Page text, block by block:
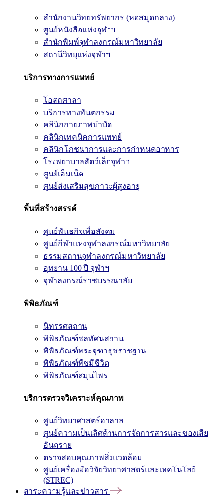
สำนักงานวิทยทรัพยากร (หอสมุดกลาง)
ศูนย์หนังสือแห่งจุฬาฯ
สำนักพิมพ์จุฬาลงกรณ์มหาวิทยาลัย
สถานีวิทยุแห่งจุฬาฯ
บริการทางการแพทย์
โอสถศาลา
บริการทางทันตกรรม
คลินิกกายภาพบำบัด
คลินิกเทคนิคการแพทย์
คลินิกโภชนาการและการกำหนดอาหาร
โรงพยาบาลสัตว์เล็กจุฬาฯ
ศูนย์เอ็มเน็ต
ศูนย์ส่งเสริมสุขภาวะผู้สูงอายุ
พื้นที่สร้างสรรค์
ศูนย์พันธกิจเพื่อสังคม
ศูนย์กีฬาแห่งจุฬาลงกรณ์มหาวิทยาลัย
ธรรมสถานจุฬาลงกรณ์มหาวิทยาลัย
อุทยาน 100 ปี จุฬาฯ
จุฬาลงกรณ์ราชบรรณาลัย
พิพิธภัณฑ์
นิทรรศสถาน
พิพิธภัณฑ์ชลทัศนสถาน
พิพิธภัณฑ์พระจุฑาธุชราชฐาน
พิพิธภัณฑ์พืชมีชีวิต
พิพิธภัณฑ์สมุนไพร
บริการตรวจวิเคราะห์คุณภาพ
ศูนย์วิทยาศาสตร์ฮาลาล
ศูนย์ความเป็นเลิศด้านการจัดการสารและของเสีย
อันตราย
ตรวจสอบคุณภาพสิ่งแวดล้อม
ศูนย์เครื่องมือวิจัยวิทยาศาสตร์และเทคโนโลยี
(STREC)
สาระความรู้และข่าวสาร